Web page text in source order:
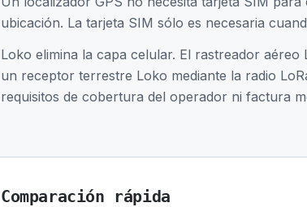
ubicación. La tarjeta SIM sólo es necesaria
Loko elimina la capa celular. El rastreador
un receptor terrestre Loko mediante la radio
requisitos de cobertura del operador ni factura
Comparación rápida